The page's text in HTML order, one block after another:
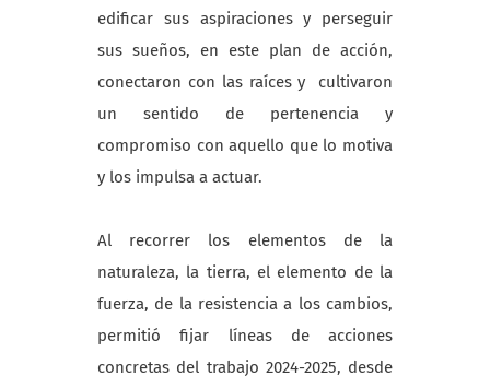
edificar sus aspiraciones y perseguir
sus sueños, en este plan de acción,
conectaron con las raíces y cultivaron
un sentido de pertenencia y
compromiso con aquello que lo motiva
y los impulsa a actuar.
Al recorrer los elementos de la
naturaleza, la tierra, el elemento de la
fuerza, de la resistencia a los cambios,
permitió fijar líneas de acciones
concretas del trabajo 2024-2025, desde